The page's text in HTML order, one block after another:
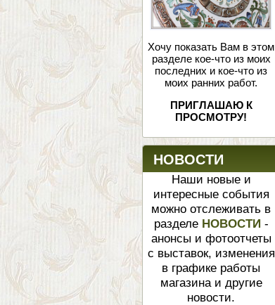
Хочу показать Вам в этом
разделе кое-что из моих
последних и кое-что из
моих ранних работ.
ПРИГЛАШАЮ К
ПРОСМОТРУ!
НОВОСТИ
Наши новые и
интересные события
можно отслеживать в
разделе НОВОСТИ -
анонсы и фотоотчеты
с выставок, изменения
в графике работы
магазина и другие
новости.